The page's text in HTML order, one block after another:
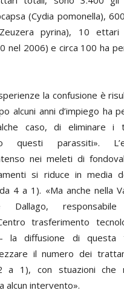
(Cydia pomonella),
Zeuzera pyrina), 10
nel 2006) e circa 100 ha
la confusione è
alcuni anni d’impiego ha
caso, di eliminare i
questi parassiti».
nei meleti di
si riduce in media
4 a 1). «Ma anche nella
Dallago, responsabile
trasferimento
la diffusione di questa
il numero dei
a 1), con stuazioni che
alcun intervento».